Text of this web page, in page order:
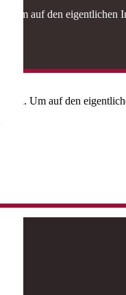
. Um auf den eigentlichen
. Um auf den